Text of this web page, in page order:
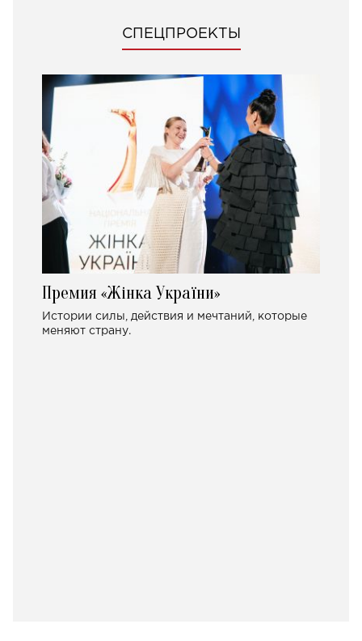
СПЕЦПРОЕКТЫ
Премия «Жінка України»
Истории силы, действия и мечтаний, которые
меняют страну.